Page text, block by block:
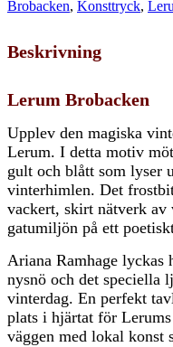
Brobacken, Konsttryck,
Beskrivning
Lerum Brobacken
Upplev den magiska
Lerum. I detta motiv
gult och blått som lyser
vinterhimlen. Det
vackert, skirt nätverk av
gatumiljön på ett
Ariana Ramhage lyckas
nysnö och det speciella
vinterdag. En perfekt
plats i hjärtat för
väggen med lokal konst